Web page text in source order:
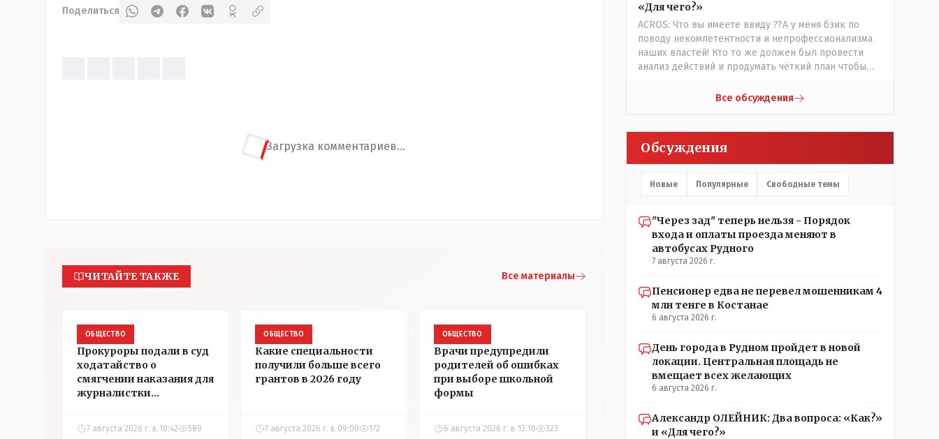
Поделиться
Загрузка комментариев...
ЧИТАЙТЕ ТАКЖЕ Все материалы
ОБЩЕСТВО
Прокуроры подали в суд
ходатайство о
смягчении наказания для
журналистки
7 августа 2026 г. в 10:42 589
ОБЩЕСТВО
Какие специальности
получили больше всего
грантов в 2026 году
7 августа 2026 г. в 09:00 172
ОБЩЕСТВО
Врачи предупредили
родителей об ошибках
при выборе школьной
формы
6 августа 2026 г. в 13:10 323
«Для чего?»
ACROS: Что вы имеете ввиду ??А у меня бзик по
поводу некомпетентности и непрофессионализма
наших властей! Кто то же должен был провести
анализ действий и продумать чёткий план чтобы
аналитическом центре либо кто то из
просто обстоятельства немного меняются по
сравнению с Назарбаевскими временами, власти
решили пощупать кошелёк населения, а это уже
неизвестная в уравнении взаимоотношений власти
пригодился бы!
Все обсуждения
Обсуждения
Новые Популярные Свободные темы
"Через зад" теперь нельзя - Порядок
входа и оплаты проезда меняют в
автобусах Рудного
7 августа 2026 г.
Пенсионер едва не перевел мошенникам 4
млн тенге в Костанае
6 августа 2026 г.
День города в Рудном пройдет в новой
локации. Центральная площадь не
вмещает всех желающих
6 августа 2026 г.
Александр ОЛЕЙНИК: Два вопроса: «Как?»
и «Для чего?»